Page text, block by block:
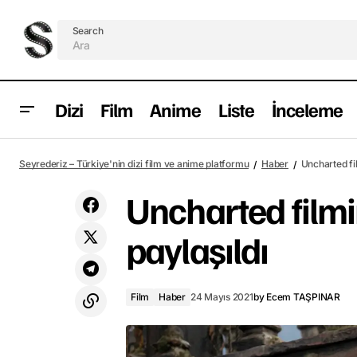
Search
Dizi Film Anime Liste İnceleme
gençliğini canlandıracak
Seyrederiz – Türkiye'nin dizi film ve anime platformu Haber Uncharted
Uncharted
paylaşıldı
Film Haber 24 Mayıs 2021by Ecem TAŞPINAR